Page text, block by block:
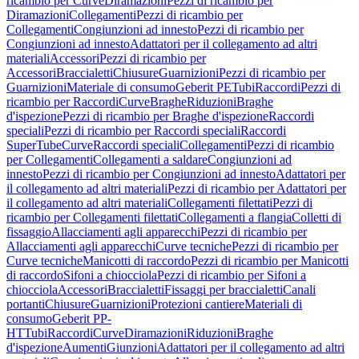
DiramazioniCollegamentiPezzi di ricambio per
CollegamentiCongiunzioni ad innestoPezzi di ricambio per
Congiunzioni ad innestoAdattatori per il collegamento ad altri
materialiAccessoriPezzi di ricambio per
AccessoriBraccialettiChiusureGuarnizioniPezzi di ricambio per
GuarnizioniMateriale di consumoGeberit PETubiRaccordiPezzi di
ricambio per RaccordiCurveBragheRiduzioniBraghe
d'ispezionePezzi di ricambio per Braghe d'ispezioneRaccordi
specialiPezzi di ricambio per Raccordi specialiRaccordi
SuperTubeCurveRaccordi specialiCollegamentiPezzi di ricambio
per CollegamentiCollegamenti a saldareCongiunzioni ad
innestoPezzi di ricambio per Congiunzioni ad innestoAdattatori per
il collegamento ad altri materialiPezzi di ricambio per Adattatori per
il collegamento ad altri materialiCollegamenti filettatiPezzi di
ricambio per Collegamenti filettatiCollegamenti a flangiaColletti di
fissaggioAllacciamenti agli apparecchiPezzi di ricambio per
Allacciamenti agli apparecchiCurve tecnichePezzi di ricambio per
Curve tecnicheManicotti di raccordoPezzi di ricambio per Manicotti
di raccordoSifoni a chiocciolaPezzi di ricambio per Sifoni a
chiocciolaAccessoriBraccialettiFissaggi per braccialettiCanali
portantiChiusureGuarnizioniProtezioni cantiereMateriali di
consumoGeberit PP-
HTTubiRaccordiCurveDiramazioniRiduzioniBraghe
d'ispezioneAumentiGiunzioniAdattatori per il collegamento ad altri